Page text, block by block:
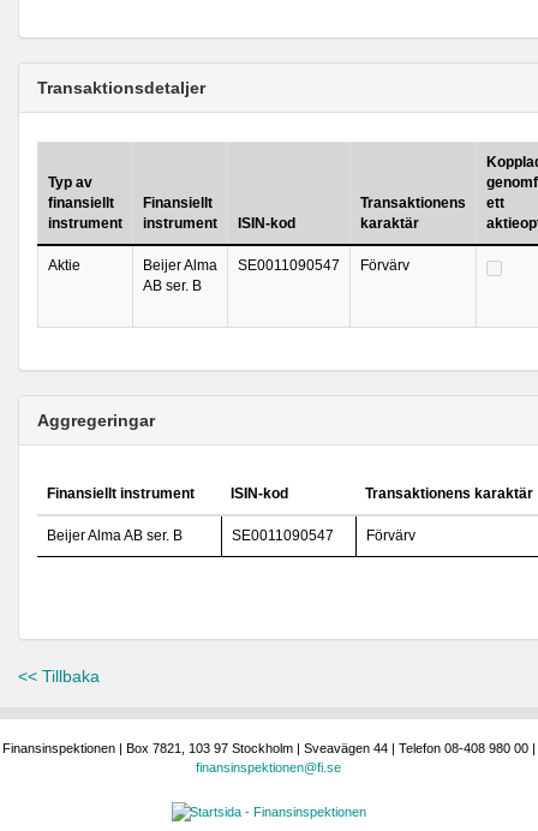
Transaktionsdetaljer
Typ av
finansiellt
instrument
Finansiellt
instrument
ISIN-kod
Transaktionens
karaktär
ett
Aktie
Beijer Alma
AB ser. B
SE0011090547 Förvärv
Aggregeringar
Finansiellt instrument ISIN-kod Transaktionens karaktär
Beijer Alma AB ser. B SE0011090547 Förvärv
<< Tillbaka
Finansinspektionen | Box 7821, 103 97 Stockholm | Sveavägen 44 | Telefon 08-408 980 00 |
finansinspektionen@fi.se